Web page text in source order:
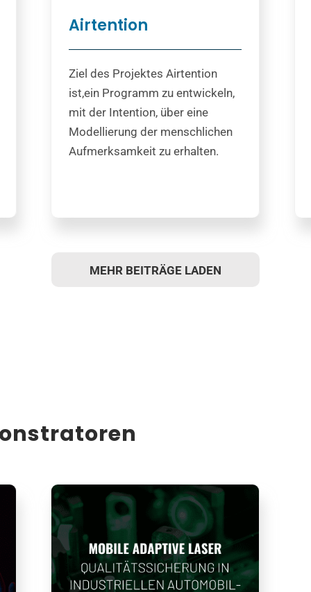
Airtention
Ziel des Projektes Airtention
ist,ein Programm zu entwickeln,
mit der Intention, über eine
Modellierung der menschlichen
Aufmerksamkeit zu erhalten.
MEHR BEITRÄGE LADEN